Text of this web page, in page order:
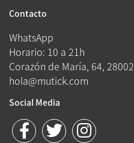
Contacto
WhatsApp
Horario: 10 a 21h
Corazón de María, 64,
hola@mutick.com
Social Media